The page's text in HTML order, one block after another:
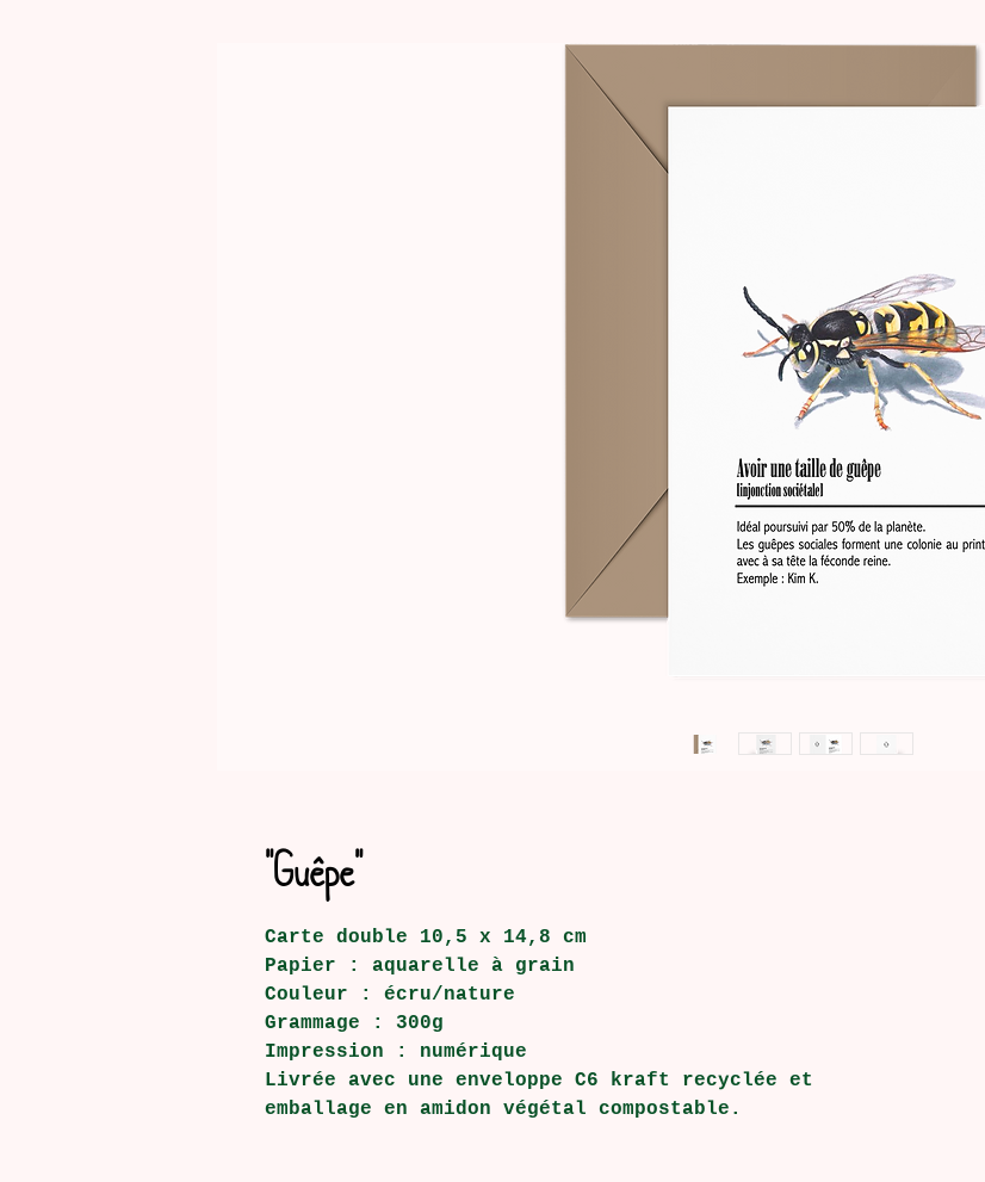
"Guêpe"
Carte double 10,5 x 14,8 cm
Papier : aquarelle à grain
Couleur : écru/nature
Grammage : 300g
Impression : numérique
Livrée avec une enveloppe C6 kraft recyclée et
emballage en amidon végétal compostable.